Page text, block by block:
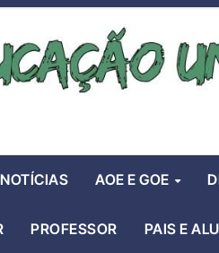
NOTÍCIAS AOE E GOE
PROFESSOR PAIS E